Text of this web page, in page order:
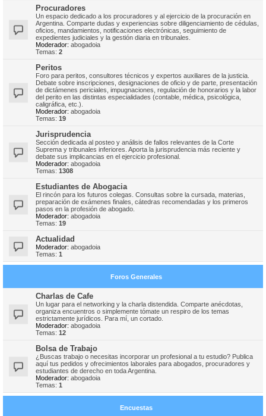
Procuradores
Un espacio dedicado a los procuradores y al ejercicio de la procuración en
Argentina. Comparte dudas y experiencias sobre diligenciamiento de cédulas,
oficios, mandamientos, notificaciones electrónicas, seguimiento de
expedientes judiciales y la gestión diaria en tribunales.
Moderador: abogadoia
Temas: 2
Peritos
Foro para peritos, consultores técnicos y expertos auxiliares de la justicia.
Debate sobre inscripciones, designaciones de oficio y de parte, presentación
de dictámenes periciales, impugnaciones, regulación de honorarios y la labor
del perito en las distintas especialidades (contable, médica, psicológica,
caligráfica, etc.).
Moderador: abogadoia
Temas: 19
Jurisprudencia
Sección dedicada al posteo y análisis de fallos relevantes de la Corte
Suprema y tribunales inferiores. Aporta la jurisprudencia más reciente y
debate sus implicancias en el ejercicio profesional.
Moderador: abogadoia
Temas: 1308
Estudiantes de Abogacia
El rincón para los futuros colegas. Consultas sobre la cursada, materias,
preparación de exámenes finales, cátedras recomendadas y los primeros
pasos en la profesión de abogado.
Moderador: abogadoia
Temas: 19
Actualidad
Moderador: abogadoia
Temas: 1
Foros Generales
Charlas de Cafe
Un lugar para el networking y la charla distendida. Comparte anécdotas,
organiza encuentros o simplemente tómate un respiro de los temas
estrictamente jurídicos. Para mí, un cortado.
Moderador: abogadoia
Temas: 12
Bolsa de Trabajo
¿Buscas trabajo o necesitas incorporar un profesional a tu estudio? Publica
aquí tus pedidos y ofrecimientos laborales para abogados, procuradores y
estudiantes de derecho en toda Argentina.
Moderador: abogadoia
Temas: 1
Encuestas